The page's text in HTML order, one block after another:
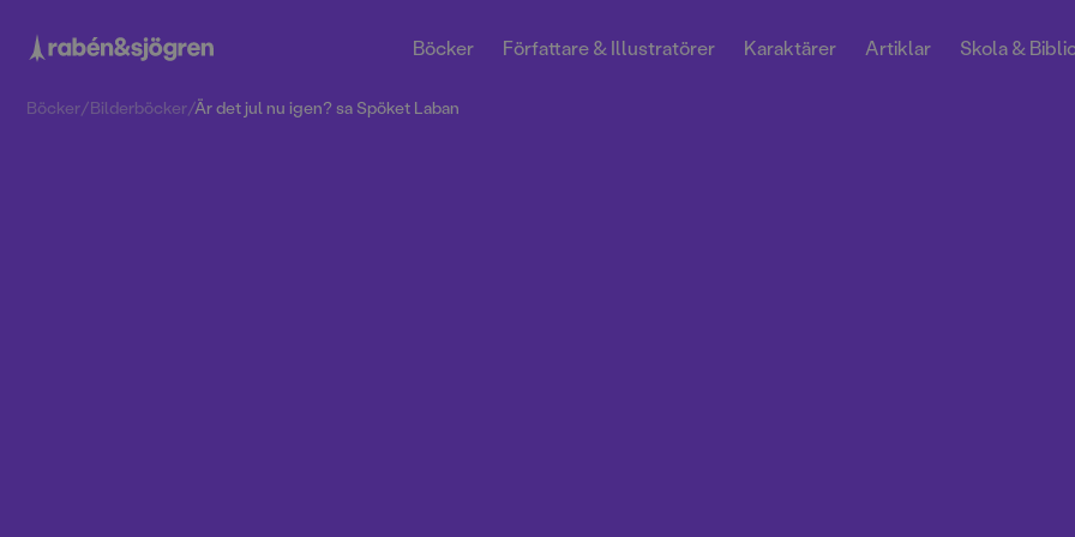
Böcker Författare & Illustratörer Karaktärer Artiklar Skola &
Böcker/Bilderböcker/Är det jul nu igen? sa Spöket Laban